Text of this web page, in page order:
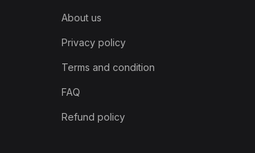
About us
Privacy policy
Terms and condition
FAQ
Refund policy